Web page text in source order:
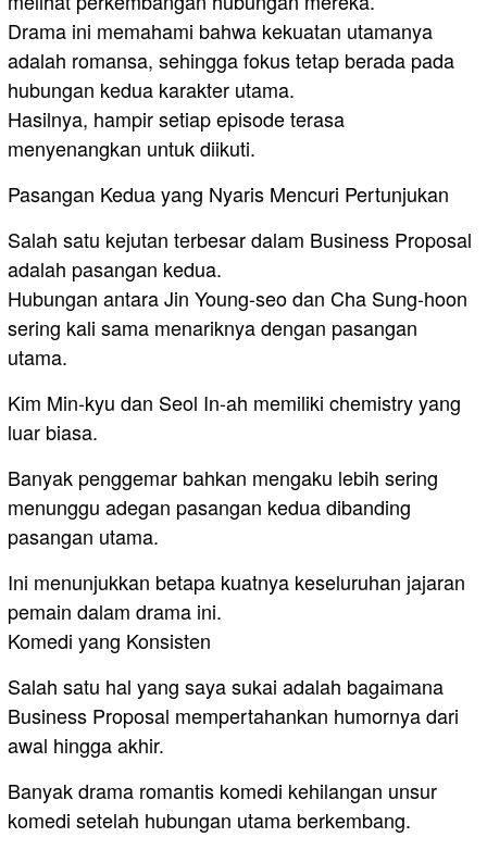
Drama ini memahami bahwa kekuatan utamanya
adalah romansa, sehingga fokus tetap berada pada
hubungan kedua karakter utama.
Hasilnya, hampir setiap episode terasa
menyenangkan untuk diikuti.
Pasangan Kedua yang Nyaris Mencuri Pertunjukan
Salah satu kejutan terbesar dalam Business Proposal
adalah pasangan kedua.
Hubungan antara Jin Young-seo dan Cha Sung-hoon
sering kali sama menariknya dengan pasangan
utama.
Kim Min-kyu dan Seol In-ah memiliki chemistry yang
luar biasa.
Banyak penggemar bahkan mengaku lebih sering
menunggu adegan pasangan kedua dibanding
pasangan utama.
Ini menunjukkan betapa kuatnya keseluruhan jajaran
pemain dalam drama ini.
Komedi yang Konsisten
Salah satu hal yang saya sukai adalah bagaimana
Business Proposal mempertahankan humornya dari
awal hingga akhir.
Banyak drama romantis komedi kehilangan unsur
komedi setelah hubungan utama berkembang.